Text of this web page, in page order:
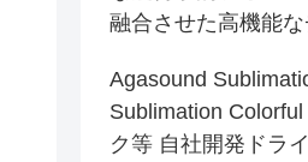
融合させた高機能
Agasound
Sublimation
ク等 自社開発ドラ